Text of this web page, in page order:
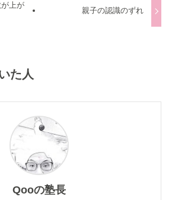
上が
親子の認識のずれ
た人
Qooの塾長